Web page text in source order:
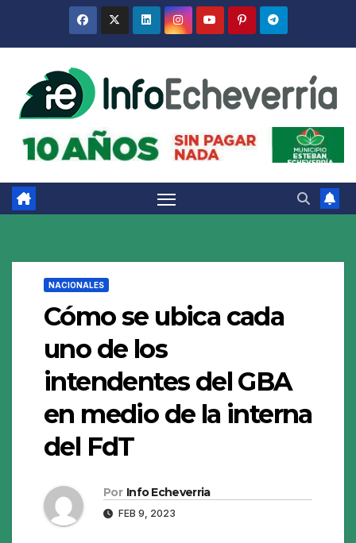
NACIONALES
Cómo se ubica cada
uno de los
intendentes del GBA
en medio de la interna
del FdT
Por Info Echeverria
FEB 9, 2023